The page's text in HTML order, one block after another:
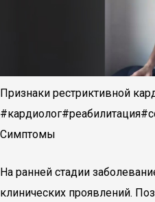
Признаки рестриктивной
Симптомы
На ранней стадии
клинических проявлений.